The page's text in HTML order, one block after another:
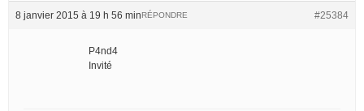
8 janvier 2015 à 19 h 56 min #25384
RÉPONDRE
P4nd4
Invité